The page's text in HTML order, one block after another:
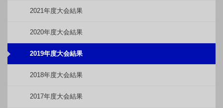
2021年度大会結果
2020年度大会結果
2019年度大会結果
2018年度大会結果
2017年度大会結果